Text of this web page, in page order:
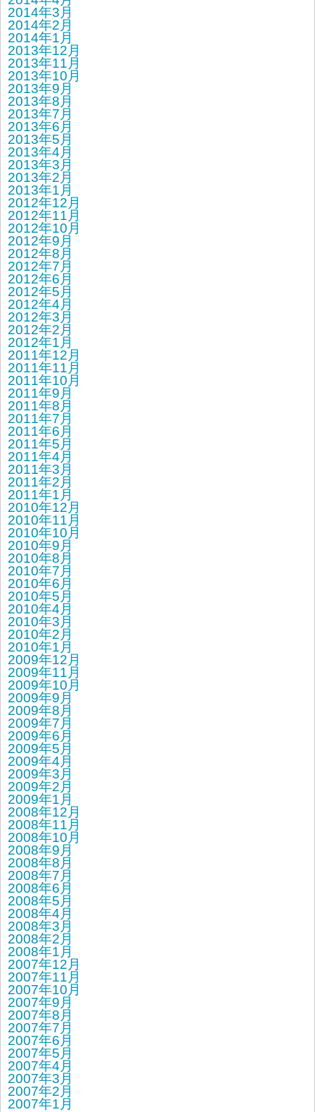
2014年3月
2014年2月
2014年1月
2013年12月
2013年11月
2013年10月
2013年9月
2013年8月
2013年7月
2013年6月
2013年5月
2013年4月
2013年3月
2013年2月
2013年1月
2012年12月
2012年11月
2012年10月
2012年9月
2012年8月
2012年7月
2012年6月
2012年5月
2012年4月
2012年3月
2012年2月
2012年1月
2011年12月
2011年11月
2011年10月
2011年9月
2011年8月
2011年7月
2011年6月
2011年5月
2011年4月
2011年3月
2011年2月
2011年1月
2010年12月
2010年11月
2010年10月
2010年9月
2010年8月
2010年7月
2010年6月
2010年5月
2010年4月
2010年3月
2010年2月
2010年1月
2009年12月
2009年11月
2009年10月
2009年9月
2009年8月
2009年7月
2009年6月
2009年5月
2009年4月
2009年3月
2009年2月
2009年1月
2008年12月
2008年11月
2008年10月
2008年9月
2008年8月
2008年7月
2008年6月
2008年5月
2008年4月
2008年3月
2008年2月
2008年1月
2007年12月
2007年11月
2007年10月
2007年9月
2007年8月
2007年7月
2007年6月
2007年5月
2007年4月
2007年3月
2007年2月
2007年1月